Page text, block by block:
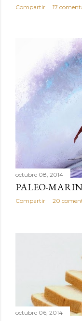
Compartir 17
octubre 08, 2014
PALEO-
Compartir 20
octubre 06, 2014